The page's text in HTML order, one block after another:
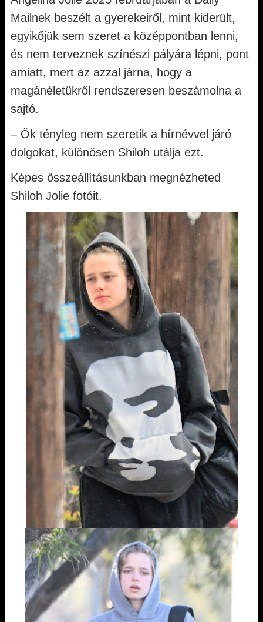
Mailnek beszélt a gyerekeiről, mint kiderült,
egyikőjük sem szeret a középpontban lenni,
és nem terveznek színészi pályára lépni, pont
amiatt, mert az azzal járna, hogy a
magánéletükről rendszeresen beszámolna a
sajtó.
– Ők tényleg nem szeretik a hírnévvel járó
dolgokat, különösen Shiloh utálja ezt.
Képes összeállításunkban megnézheted
Shiloh Jolie fotóit.